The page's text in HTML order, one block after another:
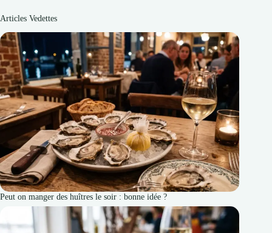
Articles Vedettes
Peut on manger des huîtres le soir : bonne idée ?